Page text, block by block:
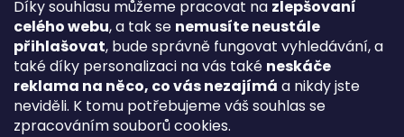
Díky souhlasu můžeme pracovat na zlepšovaní
celého webu, a tak se nemusíte neustále
přihlašovat, bude správně fungovat vyhledávání, a
také díky personalizaci na vás také neskáče
reklama na něco, co vás nezajímá a nikdy jste
neviděli. K tomu potřebujeme váš souhlas se
zpracováním souborů cookies.